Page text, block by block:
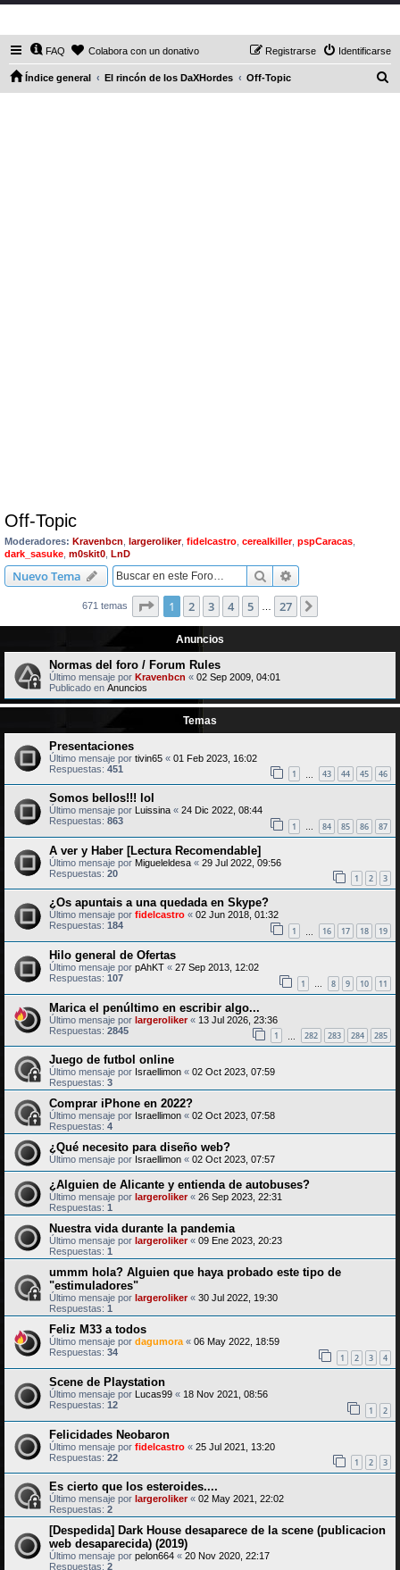
FAQ Colabora con un donativo Identificarse
Registrarse
Índice general El rincón de los DaXHordes Off-Topic
Off-Topic
Moderadores: Kravenbcn largeroliker, fidelcastro cerealkiller, pspCaracas
dark_sasuke m0skit0 LnD
Nuevo Tema Buscar
671 temas Página de 27
1 2 3 4 5 27
Anuncios
Normas del foro / Forum Rules
Último mensaje por Kravenbcn « 02 Sep 2009, 04:01
Publicado en Anuncios
Temas
Presentaciones
Último mensaje por tivin65 « 01 Feb 2023, 16:02
Respuestas: 451 1 43 44 45 46
Somos bellos!!! lol
Último mensaje por Luissina « 24 Dic 2022, 08:44
Respuestas: 863 1 … 84 85 86 87
A ver y Haber [Lectura Recomendable]
Último mensaje por Migueleldesa « 29 Jul 2022, 09:56
Respuestas: 20 1 2 3
¿Os apuntais a una quedada en Skype?
Último mensaje por fidelcastro « 02 Jun 2018, 01:32
Respuestas: 184 1 16 17 18 19
Hilo general de Ofertas
Último mensaje por pAhKT « 27 Sep 2013, 12:02
Respuestas: 107 1 … 8 9 10 11
Marica el penúltimo en escribir algo...
Último mensaje por largeroliker« 13 Jul 2026, 23:36
Respuestas: 2845 1 282 283 284 285
Juego de futbol online
Último mensaje por Israellimon « 02 Oct 2023, 07:59
Respuestas: 3
Comprar iPhone en 2022?
Último mensaje por Israellimon « 02 Oct 2023, 07:58
Respuestas: 4
¿Qué necesito para diseño web?
Último mensaje por Israellimon « 02 Oct 2023, 07:57
¿Alguien de Alicante y entienda de autobuses?
Último mensaje por largeroliker« 26 Sep 2023, 22:31
Respuestas: 1
Nuestra vida durante la pandemia
Último mensaje por largeroliker« 09 Ene 2023, 20:23
Respuestas: 1
ummm hola? Alguien que haya probado este tipo de
"estimuladores"
Último mensaje por largeroliker« 30 Jul 2022, 19:30
Respuestas: 1
Feliz M33 a todos
Último mensaje por dagumora « 06 May 2022, 18:59
Respuestas: 34 1 2 3 4
Scene de Playstation
Último mensaje por Lucas99 « 18 Nov 2021, 08:56
Respuestas: 12 1 2
Felicidades Neobaron
Último mensaje por fidelcastro « 25 Jul 2021, 13:20
Respuestas: 22 1 2 3
Es cierto que los esteroides....
Último mensaje por largeroliker« 02 May 2021, 22:02
Respuestas: 2
[Despedida] Dark House desaparece de la scene (publicacion
web desaparecida) (2019)
Último mensaje por pelon664 « 20 Nov 2020, 22:17
Respuestas: 2